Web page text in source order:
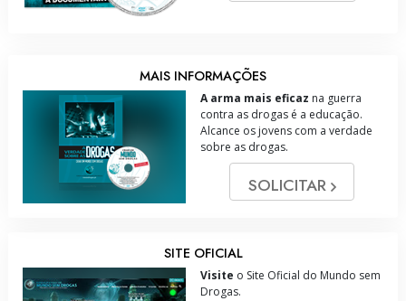
MAIS INFORMAÇÕES
A arma mais eficaz na guerra
contra as drogas é a educação.
Alcance os jovens com a verdade
sobre as drogas.
SOLICITAR
SITE OFICIAL
Visite o Site Oficial do Mundo sem
Drogas.